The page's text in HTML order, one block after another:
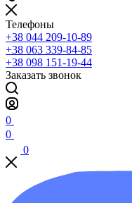
Телефоны
+38 044 209-10-89
+38 063 339-84-85
+38 098 151-19-44
Заказать звонок
0
0
0